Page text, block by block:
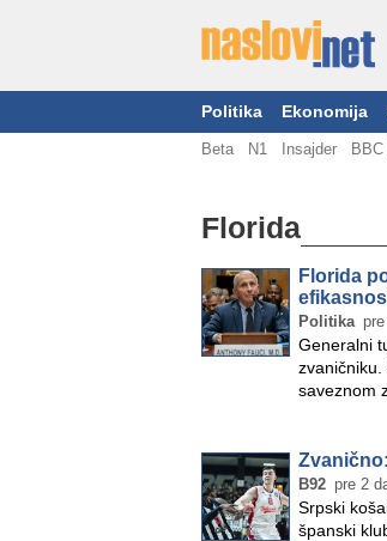
Politika Ekonomija
Beta N1 Insajder
Florida
Florida
Politika
Generalni
saveznom
B92 pre 2
Srpski
španski